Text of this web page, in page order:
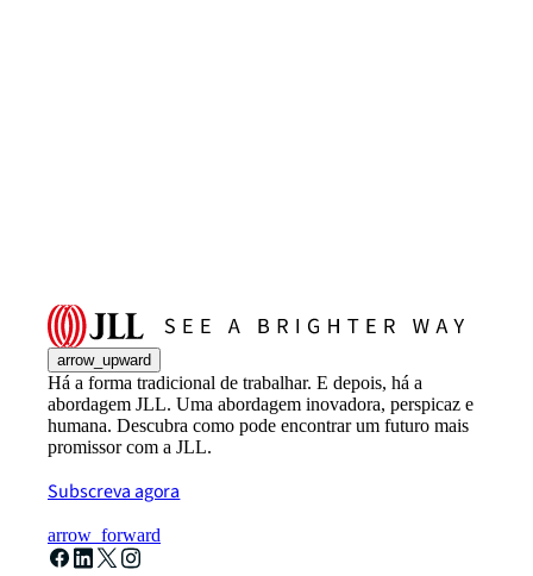
arrow_upward
Há a forma tradicional de trabalhar. E depois, há a
abordagem JLL. Uma abordagem inovadora, perspicaz e
humana. Descubra como pode encontrar um futuro mais
promissor com a JLL.
Subscreva agora
arrow_forward